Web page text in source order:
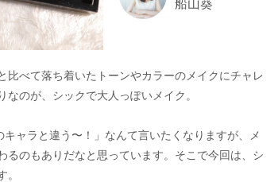
船山葵
べて落ち着いたトーンやカラーのメイクにチャレ
のが、シックで大人っぽいメイク。
ャラと違う〜！」なんて言いたくなりますが、メ
るのもありだなと思っています。そこで今回は、シ